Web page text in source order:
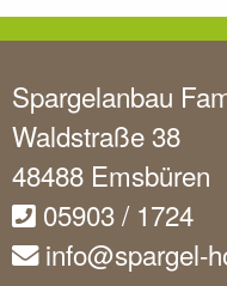
Spargelanbau
Waldstraße 38
48488 Emsbüren
05903 / 1724
info@spargel-